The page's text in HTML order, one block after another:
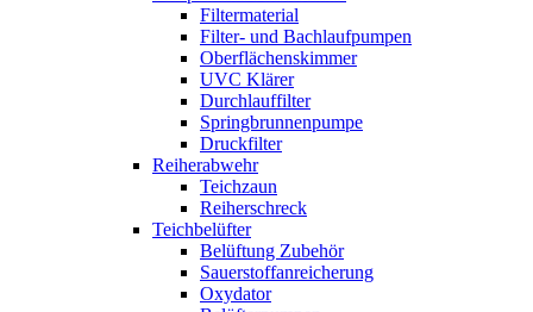
Filtermaterial
Filter- und Bachlaufpumpen
Oberflächenskimmer
UVC Klärer
Durchlauffilter
Springbrunnenpumpe
Druckfilter
Reiherabwehr
Teichzaun
Reiherschreck
Teichbelüfter
Belüftung Zubehör
Sauerstoffanreicherung
Oxydator